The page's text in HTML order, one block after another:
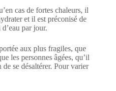
cas de fortes chaleurs, il
et il est préconisé de
par jour.
aux plus fragiles, que
les personnes âgées, qu’il
se désaltérer. Pour varier